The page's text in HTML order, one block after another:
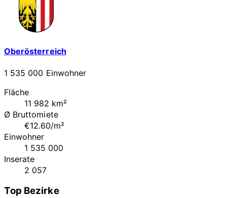
Oberösterreich
1 535 000 Einwohner
Fläche
11 982 km²
Ø Bruttomiete
€12.60/m²
Einwohner
1 535 000
Inserate
2 057
Top Bezirke